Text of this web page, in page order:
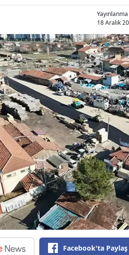
Yayınlanma
18 Aralık
Facebook'ta Paylaş